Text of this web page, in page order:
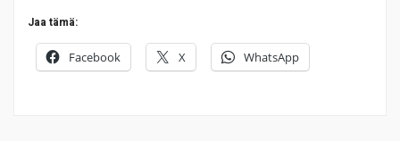
Jaa tämä:
Facebook X WhatsApp